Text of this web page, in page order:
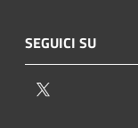
SEGUICI SU